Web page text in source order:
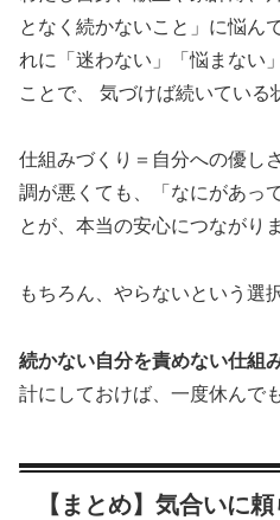
となく続かないこと」に悩ん
れに「迷わない」「悩まない
ことで、 気づけば続いている
仕組みづくり＝自分への優し
調が悪くても、「なにがあっ
とが、本当の安心につながりま
もちろん、やらないという選
続かない自分を責めない仕組
計にしておけば、一度休んで
【まとめ】気合いに